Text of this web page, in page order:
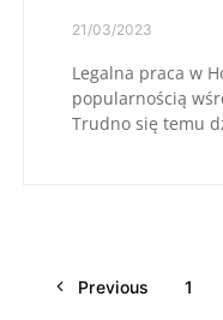
21/03/2023
Legalna praca w
popularnością
Trudno się temu
Previous 1